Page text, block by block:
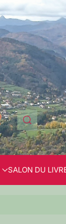
SALON DU